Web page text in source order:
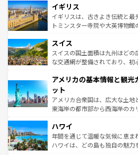
香り高いラベンダー畑など、多
らに、パリ以外の地域にも魅
も豊かな歴史と文化が息づいて
を参照してほしい。
顔を持つこの国は、どこを歩い
ルリンの文化的活気、バイエル
してライン川沿いのワイン畑と
は、お酒好きな人にはぜひ体験してほし
ドイツ情報はコンテンツ一覧を
イギリス
イギリスは、古きよき伝統と最
トミンスター寺院や大英博物館
リアごとに異なる魅力がある。
ティー、ビール好きにはたま
戦など、本場だからこそできる
ンツ一覧を参照してほしい。
スイス
スイスの国土面積は九州ほど
な交通網が整備されており、初
の建物がそのまま残る町や、ス
博物館もあり、アルプス観光だ
ことができる。国民の所得が高
者向けの交通パス提供のサービ
着のスイス情報は
アメリカの基本情報と観光
ット
アメリカ合衆国は、広大な土地
東海岸の都市部から西海岸のカ
のような巨大都市は、観光、シ
ンメントが詰まった刺激的なス
西部には大自然が広がり、グラ
ハワイ
年間を通じて温暖な気候に恵ま
ハワイは、どの島も独自の魅力